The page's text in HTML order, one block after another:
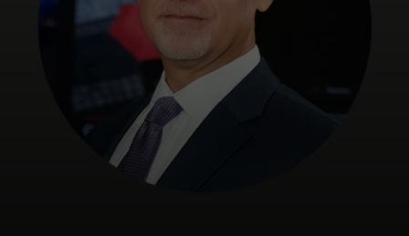
Novinky a trendy